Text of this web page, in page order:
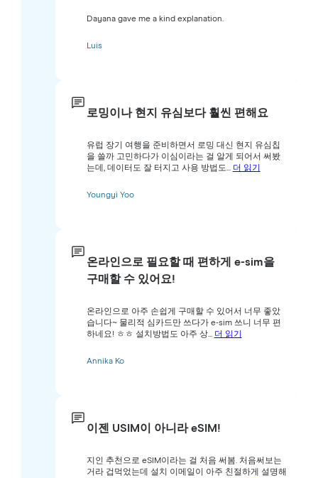
Dayana gave me a kind explanation.
Luis
로밍이나 현지 유심보다 훨씬 편해요
유럽 장기 여행을 준비하면서 로밍 대신 현지 유심칩
을 쓸까 고민하다가 이심이라는 걸 알게 되어서 써봤
는데, 데이터도 잘 터지고 사용 방법도... 더 읽기
Youngyi Yoo
온라인으로 필요할 때 편하게 e-sim을
구매할 수 있어요!
온라인으로 아주 손쉽게 구매할 수 있어서 너무 좋았
습니다~ 물리적 심카드만 쓰다가 e-sim 쓰니 너무 편
하네요! ㅎㅎ 설치방법도 아주 상... 더 읽기
Annika Ko
이젠 USIM이 아니라 eSIM!
지인 추천으로 eSIM이라는 걸 처음 써봄. 처음써보는
거라 겁먹었는데 설치 이메일이 아주 친절하게 설명해